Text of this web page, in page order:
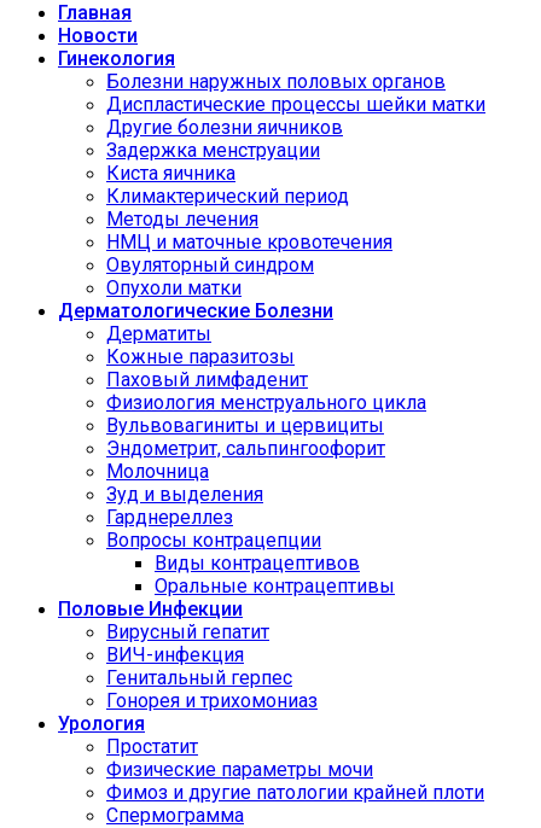
Главная
Новости
Гинекология
Болезни наружных половых органов
Диспластические процессы шейки матки
Другие болезни яичников
Задержка менструации
Киста яичника
Климактерический период
Методы лечения
НМЦ и маточные кровотечения
Овуляторный синдром
Опухоли матки
Дерматологические Болезни
Дерматиты
Кожные паразитозы
Паховый лимфаденит
Физиология менструального цикла
Вульвовагиниты и цервициты
Эндометрит, сальпингоофорит
Молочница
Зуд и выделения
Гарднереллез
Вопросы контрацепции
Виды контрацептивов
Оральные контрацептивы
Половые Инфекции
Вирусный гепатит
ВИЧ-инфекция
Генитальный герпес
Гонорея и трихомониаз
Урология
Простатит
Физические параметры мочи
Фимоз и другие патологии крайней плоти
Спермограмма